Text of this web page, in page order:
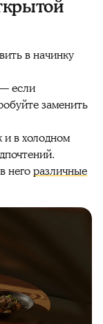
в начинку
если
заменить
и в холодном
негоразличные